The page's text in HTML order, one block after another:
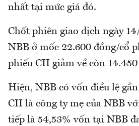
nhất tại mức giá đó.
Chốt phiên giao dịch ngày
NBB ở mốc 22.600 đồng/cổ
phiếu CII giảm về còn
Hiện, NBB có vốn điều lệ
CII là công ty mẹ của NBB
tiếp là 54,53% vốn tại NBB